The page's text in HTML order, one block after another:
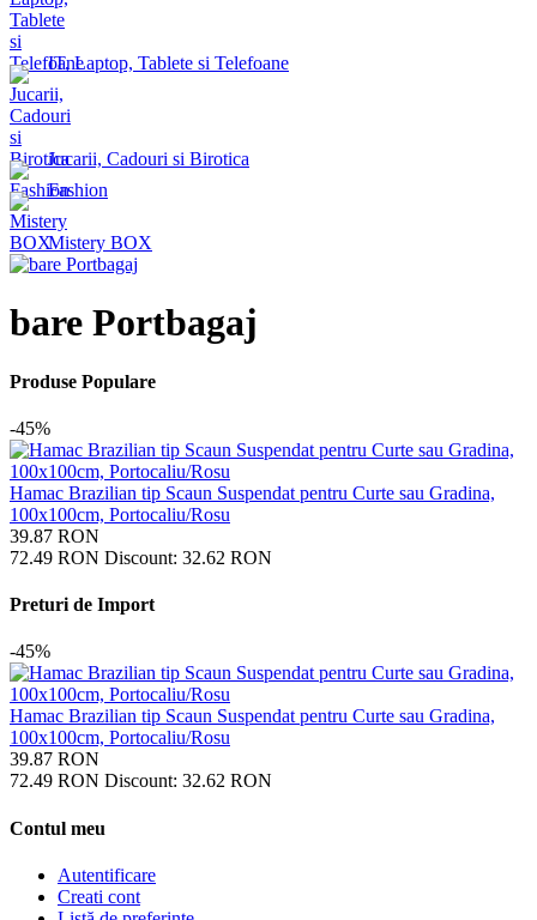
IT, Laptop, Tablete si Telefoane
Jucarii, Cadouri si Birotica
Fashion
Mistery BOX
bare Portbagaj
Produse Populare
-45%
Hamac Brazilian tip Scaun Suspendat pentru Curte sau Gradina,
100x100cm, Portocaliu/Rosu
39.87 RON
72.49 RON Discount: 32.62 RON
Preturi de Import
-45%
Hamac Brazilian tip Scaun Suspendat pentru Curte sau Gradina,
100x100cm, Portocaliu/Rosu
39.87 RON
72.49 RON Discount: 32.62 RON
Contul meu
Autentificare
Creati cont